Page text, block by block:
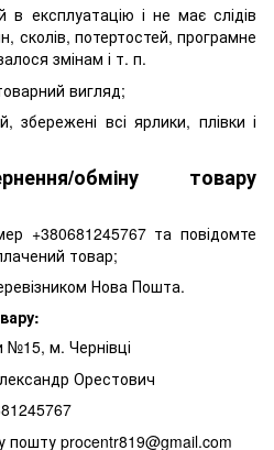
експлуатацію і не має слідів
сколів, потертостей, програмне
змінам і т. п.
вигляд;
збережені всі ярлики, плівки і
обміну товару
+380681245767 та повідомте
товар;
Нова Пошта.
№15, м. Чернівці
Орестович
пошту procentr819@gmail.com